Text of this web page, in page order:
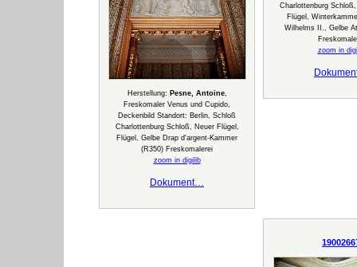
Herstellung: Pesne, Antoine,
Freskomaler Venus und Cupido,
Deckenbild Standort: Berlin, Schloß
Charlottenburg Schloß, Neuer Flügel,
Flügel, Gelbe Drap d'argent-Kammer
(R350) Freskomalerei
zoom in digilib
Dokument…
Charlottenburg
Flügel,
Wilhelms II., Gelbe
zoom in